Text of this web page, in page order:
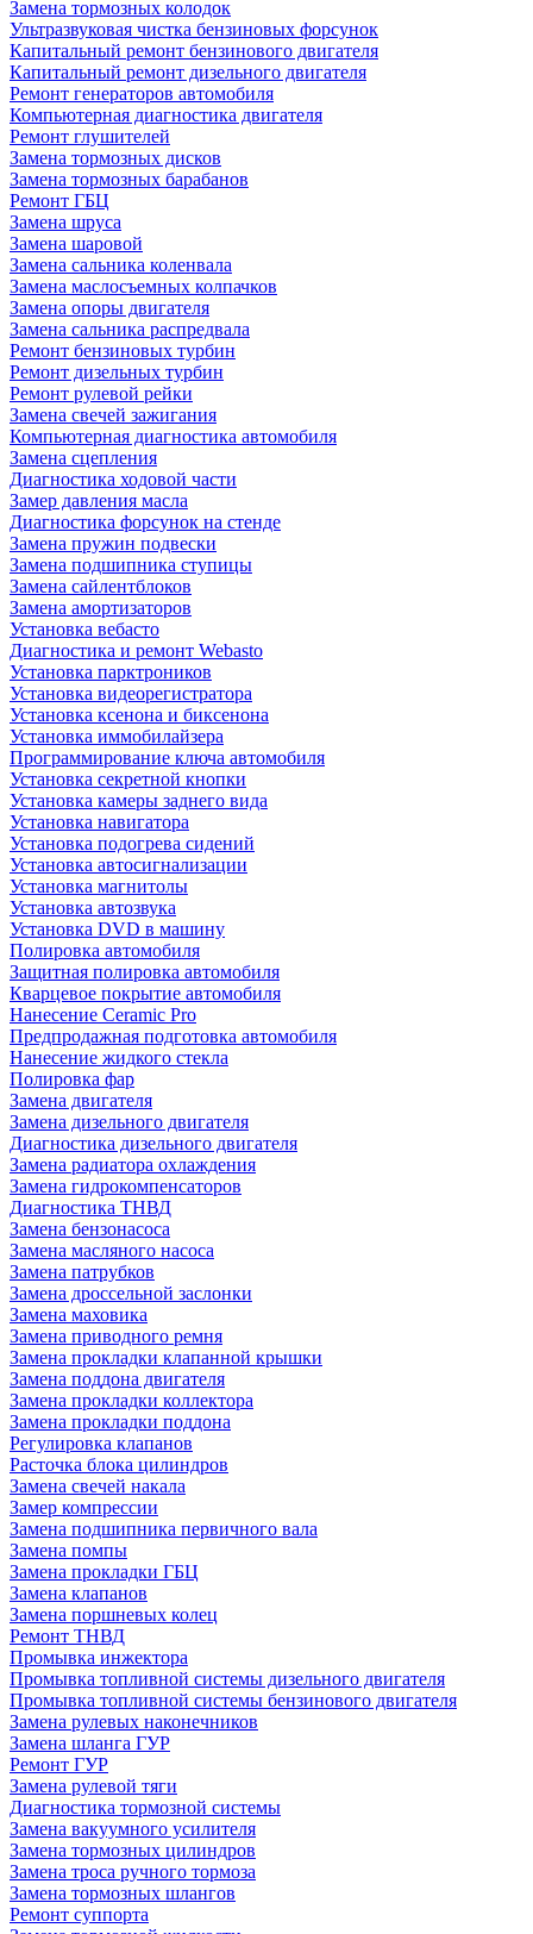
Замена тормозных колодок
Ультразвуковая чистка бензиновых форсунок
Капитальный ремонт бензинового двигателя
Капитальный ремонт дизельного двигателя
Ремонт генераторов автомобиля
Компьютерная диагностика двигателя
Ремонт глушителей
Замена тормозных дисков
Замена тормозных барабанов
Ремонт ГБЦ
Замена шруса
Замена шаровой
Замена сальника коленвала
Замена маслосъемных колпачков
Замена опоры двигателя
Замена сальника распредвала
Ремонт бензиновых турбин
Ремонт дизельных турбин
Ремонт рулевой рейки
Замена свечей зажигания
Компьютерная диагностика автомобиля
Замена сцепления
Диагностика ходовой части
Замер давления масла
Диагностика форсунок на стенде
Замена пружин подвески
Замена подшипника ступицы
Замена сайлентблоков
Замена амортизаторов
Установка вебасто
Диагностика и ремонт Webasto
Установка парктроников
Установка видеорегистратора
Установка ксенона и биксенона
Установка иммобилайзера
Программирование ключа автомобиля
Установка секретной кнопки
Установка камеры заднего вида
Установка навигатора
Установка подогрева сидений
Установка автосигнализации
Установка магнитолы
Установка автозвука
Установка DVD в машину
Полировка автомобиля
Защитная полировка автомобиля
Кварцевое покрытие автомобиля
Нанесение Ceramic Pro
Предпродажная подготовка автомобиля
Нанесение жидкого стекла
Полировка фар
Замена двигателя
Замена дизельного двигателя
Диагностика дизельного двигателя
Замена радиатора охлаждения
Замена гидрокомпенсаторов
Диагностика ТНВД
Замена бензонасоса
Замена масляного насоса
Замена патрубков
Замена дроссельной заслонки
Замена маховика
Замена приводного ремня
Замена прокладки клапанной крышки
Замена поддона двигателя
Замена прокладки коллектора
Замена прокладки поддона
Регулировка клапанов
Расточка блока цилиндров
Замена свечей накала
Замер компрессии
Замена подшипника первичного вала
Замена помпы
Замена прокладки ГБЦ
Замена клапанов
Замена поршневых колец
Ремонт ТНВД
Промывка инжектора
Промывка топливной системы дизельного двигателя
Промывка топливной системы бензинового двигателя
Замена рулевых наконечников
Замена шланга ГУР
Ремонт ГУР
Замена рулевой тяги
Диагностика тормозной системы
Замена вакуумного усилителя
Замена тормозных цилиндров
Замена троса ручного тормоза
Замена тормозных шлангов
Ремонт суппорта